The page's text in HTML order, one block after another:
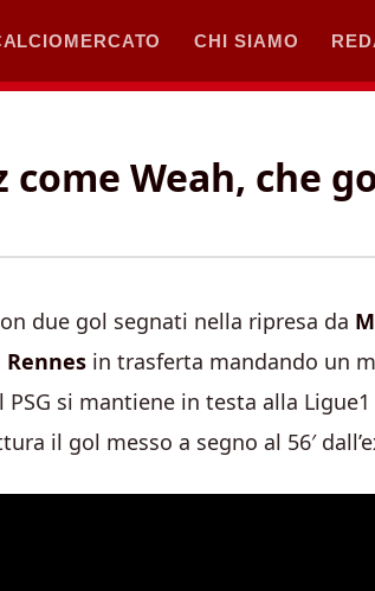
CHI SIAMO
come Weah, che
due gol segnati nella ripresa da
Rennes in trasferta mandando un
si mantiene in testa alla
il gol messo a segno al 56′